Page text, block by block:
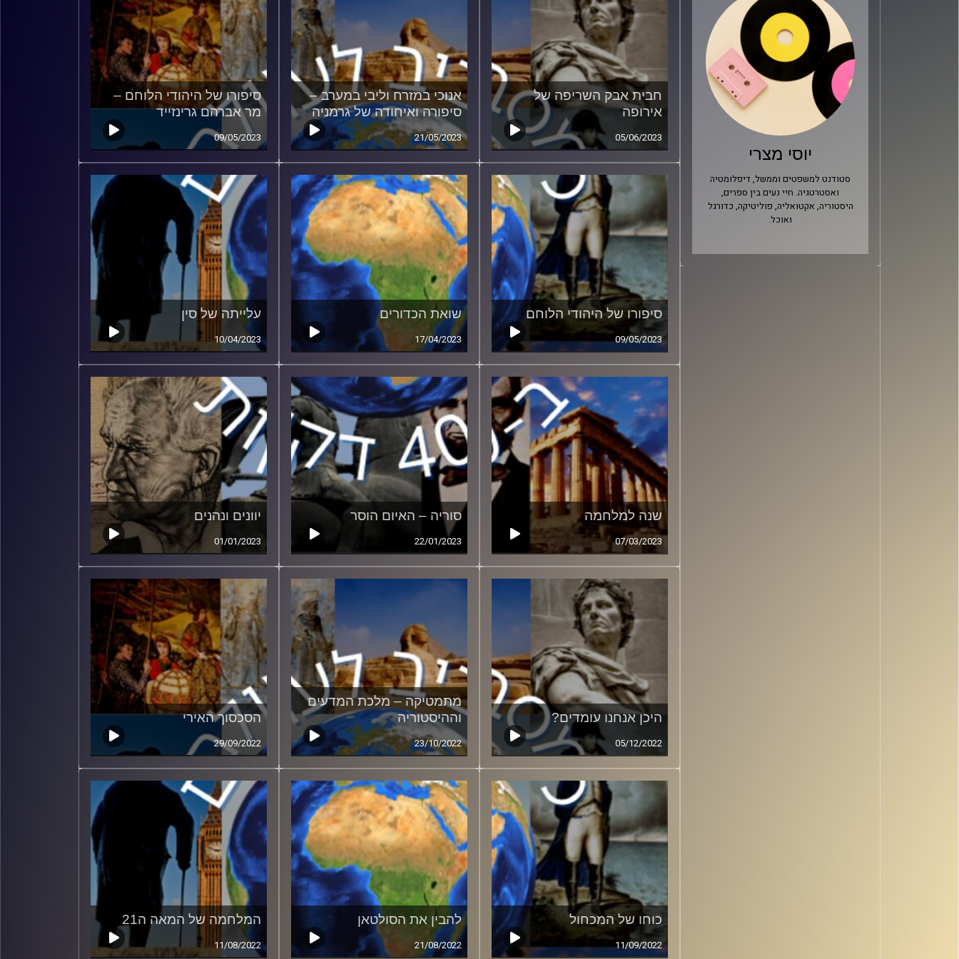
יוסי מצרי
סטודנט למשפטים וממשל, דיפלומטיה
ואסטרטגיה. חיי נעים בין ספרים,
היסטוריה, אקטואליה, פוליטיקה, כדורגל
ואוכל.
חבית אבק השריפה של
אירופה
05/06/2023
אנוכי במזרח וליבי במערב –
סיפורה ואיחודה של גרמניה
21/05/2023
סיפורו של היהודי הלוחם –
מר אברהם גרינזייד
09/05/2023
סיפורו של היהודי הלוחם
09/05/2023
שואת הכדורים
17/04/2023
עלייתה של סין
10/04/2023
שנה למלחמה
07/03/2023
סוריה – האיום הוסר
22/01/2023
יוונים ונהנים
01/01/2023
היכן אנחנו עומדים?
05/12/2022
מתמטיקה – מלכת המדעים
וההיסטוריה
23/10/2022
הסכסוך האירי
29/09/2022
כוחו של המכחול
11/09/2022
להבין את הסולטאן
21/08/2022
המלחמה של המאה ה21
11/08/2022